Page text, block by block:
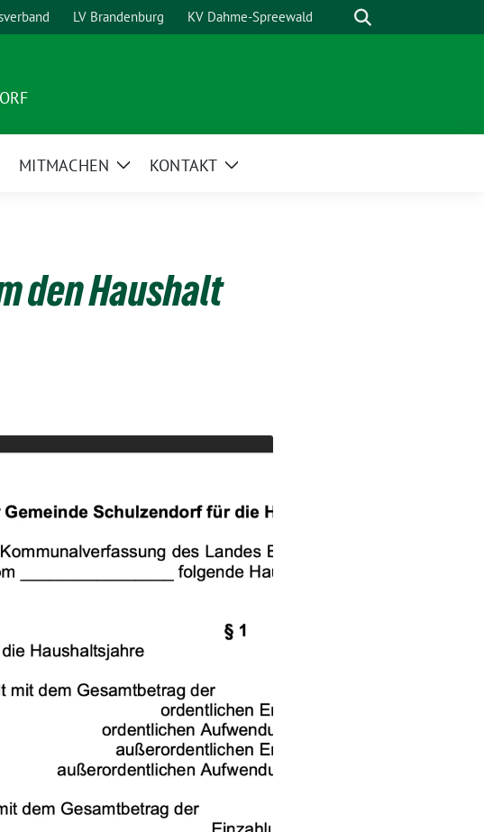
LV Brandenburg KV Dahme-Spreewald Suche
MITMACHEN
ZeigeKONTAKT
Zeige
den Haushalt